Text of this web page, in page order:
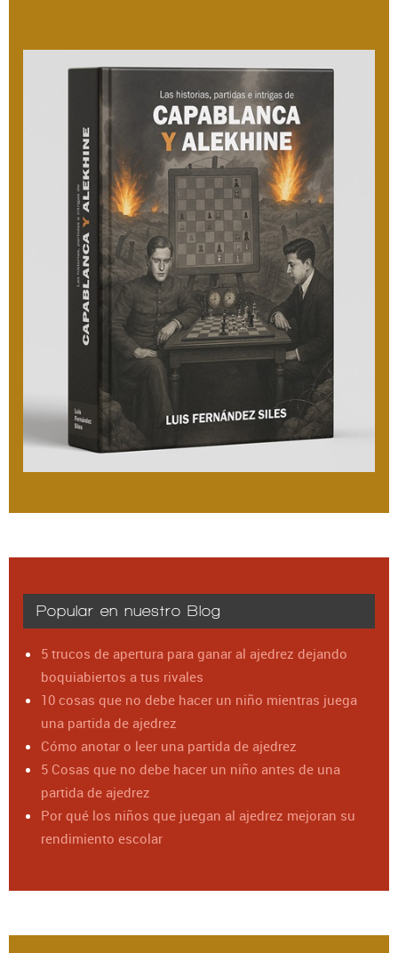
Popular en nuestro Blog
5 trucos de apertura para ganar al ajedrez dejando
boquiabiertos a tus rivales
10 cosas que no debe hacer un niño mientras juega
una partida de ajedrez
Cómo anotar o leer una partida de ajedrez
5 Cosas que no debe hacer un niño antes de una
partida de ajedrez
Por qué los niños que juegan al ajedrez mejoran su
rendimiento escolar